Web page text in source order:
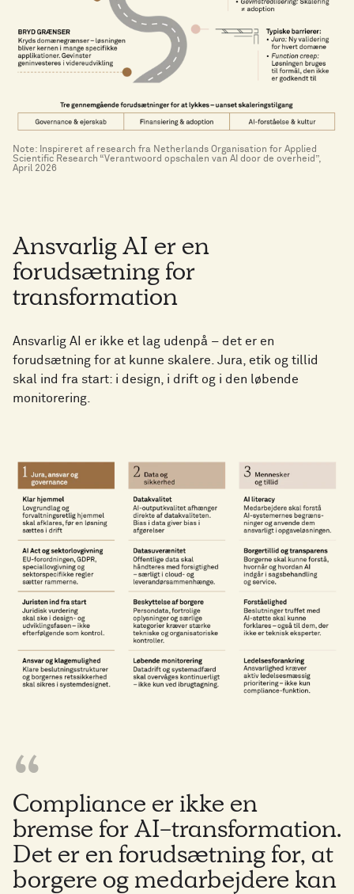
Note: Inspireret af research fra Netherlands Organisation for Applied
Scientific Research “Verantwoord opschalen van AI door de overheid”,
April 2026
Ansvarlig AI er en
forudsætning for
transformation
Ansvarlig AI er ikke et lag udenpå – det er en
forudsætning for at kunne skalere. Jura, etik og tillid
skal ind fra start: i design, i drift og i den løbende
monitorering.
Compliance er ikke en
bremse for AI-transformation.
Det er en forudsætning for, at
borgere og medarbejdere kan